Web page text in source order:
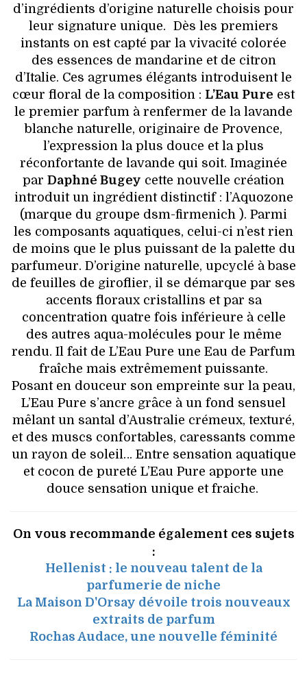
d’ingrédients d’origine naturelle choisis pour
leur signature unique. Dès les premiers
instants on est capté par la vivacité colorée
des essences de mandarine et de citron
d’Italie. Ces agrumes élégants introduisent le
cœur floral de la composition : L’Eau Pure est
le premier parfum à renfermer de la lavande
blanche naturelle, originaire de Provence,
l’expression la plus douce et la plus
réconfortante de lavande qui soit. Imaginée
par Daphné Bugey cette nouvelle création
introduit un ingrédient distinctif : l’Aquozone
(marque du groupe dsm-firmenich ). Parmi
les composants aquatiques, celui-ci n’est rien
de moins que le plus puissant de la palette du
parfumeur. D’origine naturelle, upcyclé à base
de feuilles de giroflier, il se démarque par ses
accents floraux cristallins et par sa
concentration quatre fois inférieure à celle
des autres aqua-molécules pour le même
rendu. Il fait de L’Eau Pure une Eau de Parfum
fraîche mais extrêmement puissante.
Posant en douceur son empreinte sur la peau,
L’Eau Pure s’ancre grâce à un fond sensuel
mêlant un santal d’Australie crémeux, texturé,
et des muscs confortables, caressants comme
un rayon de soleil… Entre sensation aquatique
et cocon de pureté L’Eau Pure apporte une
douce sensation unique et fraiche.
On vous recommande également ces sujets
:
Hellenist : le nouveau talent de la
parfumerie de niche
La Maison D'Orsay dévoile trois nouveaux
extraits de parfum
Rochas Audace, une nouvelle féminité